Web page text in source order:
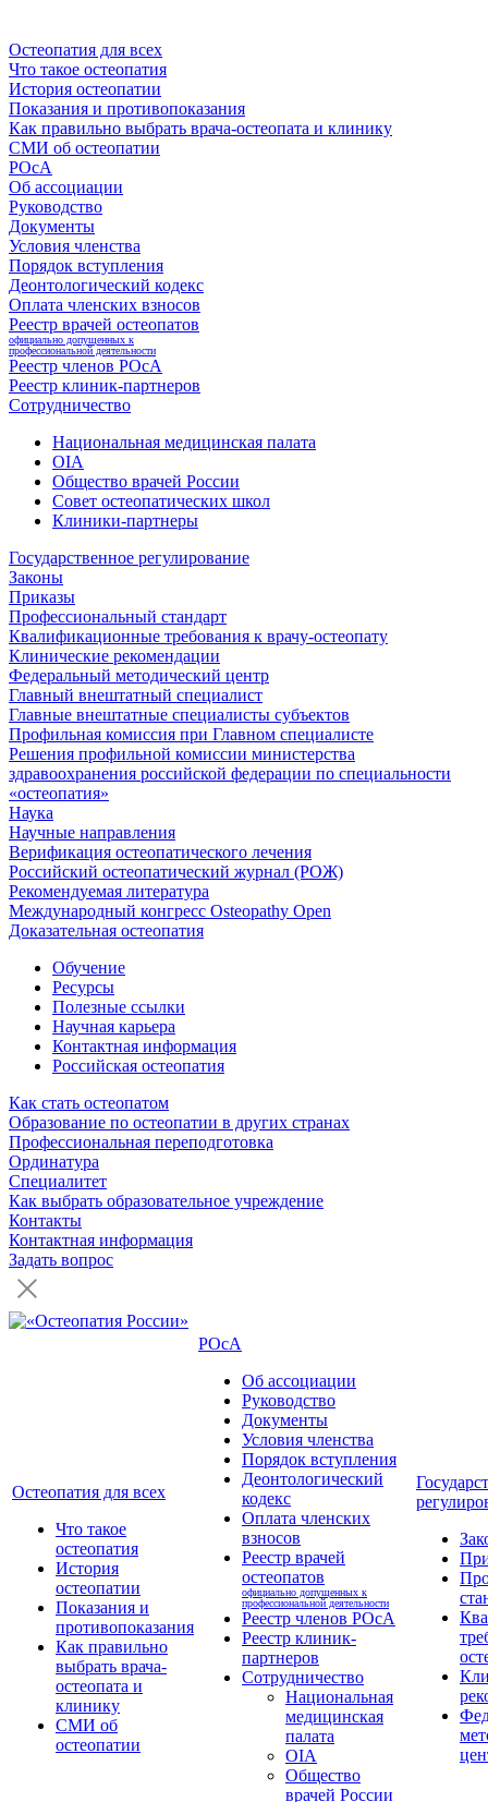
Остеопатия для всех
Что такое остеопатия
История остеопатии
Показания и противопоказания
Как правильно выбрать врача-остеопата и клинику
СМИ об остеопатии
РОсА
Об ассоциации
Руководство
Документы
Условия членства
Порядок вступления
Деонтологический кодекс
Оплата членских взносов
Реестр врачей остеопатов
официально допущенных к
профессиональной деятельности
Реестр членов РОсА
Реестр клиник-партнеров
Сотрудничество
Национальная медицинская палата
OIA
Общество врачей России
Совет остеопатических школ
Клиники-партнеры
Государственное регулирование
Законы
Приказы
Профессиональный стандарт
Квалификационные требования к врачу-остеопату
Клинические рекомендации
Федеральный методический центр
Главный внештатный специалист
Главные внештатные специалисты субъектов
Профильная комиссия при Главном специалисте
Решения профильной комиссии министерства
здравоохранения российской федерации по специальности
«остеопатия»
Наука
Научные направления
Верификация остеопатического лечения
Российский остеопатический журнал (РОЖ)
Рекомендуемая литература
Международный конгресс Osteopathy Open
Доказательная остеопатия
Обучение
Ресурсы
Полезные ссылки
Научная карьера
Контактная информация
Российская остеопатия
Как стать остеопатом
Образование по остеопатии в других странах
Профессиональная переподготовка
Ординатура
Специалитет
Как выбрать образовательное учреждение
Контакты
Контактная информация
Задать вопрос
Остеопатия для всех
Что такое
остеопатия
История
остеопатии
Показания и
противопоказания
Как правильно
выбрать врача-
остеопата и
клинику
СМИ об
остеопатии
РОсА
Об ассоциации
Руководство
Документы
Условия членства
Порядок вступления
Деонтологический
кодекс
Оплата членских
взносов
Реестр врачей
остеопатов
официально допущенных к
профессиональной деятельности
Реестр членов РОсА
Реестр клиник-
партнеров
Сотрудничество
Национальная
медицинская
палата
OIA
Общество
врачей России